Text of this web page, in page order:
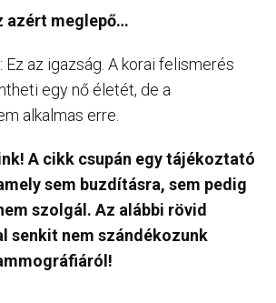
azért meglepő…
Ez az igazság. A korai felismerés
egy nő életét, de a
alkalmas erre.
A cikk csupán egy tájékoztató
sem buzdításra, sem pedig
szolgál. Az alábbi rövid
senkit nem szándékozunk